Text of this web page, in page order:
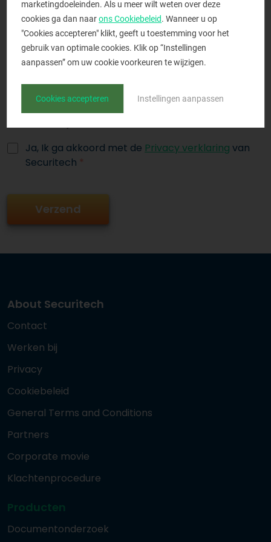
Opmerking
Ja, Ik ga akkoord met de Privacy verklaring van
Securitech *
About Securitech
Contact
Werken bij
Privacy
Cookiebeleid
General Terms and Conditions
Partners
Corporate movie
Klachtenprocedure
Producten
Documentonderzoek
marketingdoeleinden. Als u meer wilt weten over deze
cookies ga dan naar ons Cookiebeleid. Wanneer u op
"Cookies accepteren" klikt, geeft u toestemming voor het
gebruik van optimale cookies. Klik op “Instellingen
aanpassen” om uw cookie voorkeuren te wijzigen.
Cookies accepteren Instellingen aanpassen